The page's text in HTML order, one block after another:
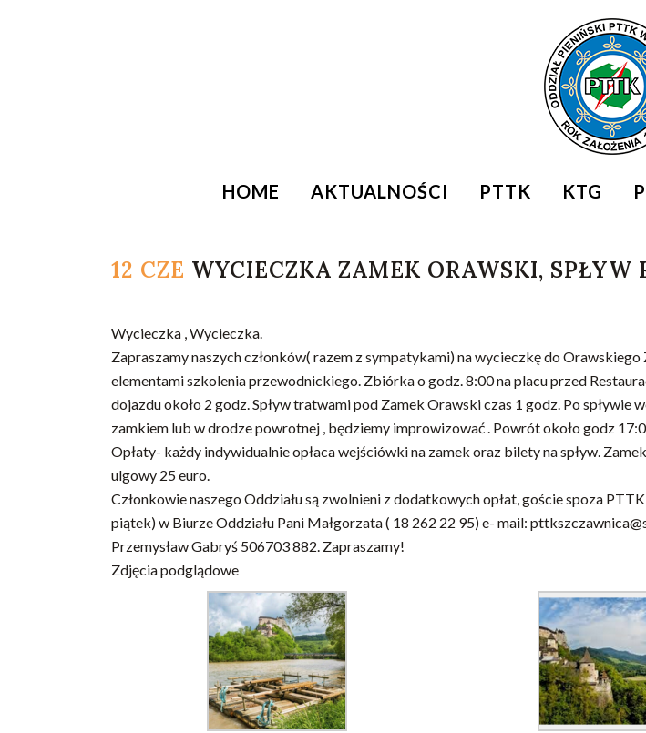
HOME AKTUALNOŚCI PTTK KTG
12 CZE WYCIECZKA ZAMEK ORAWSKI, SPŁYW
Wycieczka , Wycieczka.
Zapraszamy naszych członków( razem z sympatykami) na wycieczkę do
elementami szkolenia przewodnickiego. Zbiórka o godz. 8:00 na placu przed
dojazdu około 2 godz. Spływ tratwami pod Zamek Orawski czas 1 godz. Po spływie
zamkiem lub w drodze powrotnej , będziemy improwizować . Powrót około godz
Opłaty- każdy indywidualnie opłaca wejściówki na zamek oraz bilety na spływ.
ulgowy 25 euro.
Członkowie naszego Oddziału są zwolnieni z dodatkowych opłat, goście spoza
piątek) w Biurze Oddziału Pani Małgorzata ( 18 262 22 95) e- mail:
Przemysław Gabryś 506703 882. Zapraszamy!
Zdjęcia podglądowe